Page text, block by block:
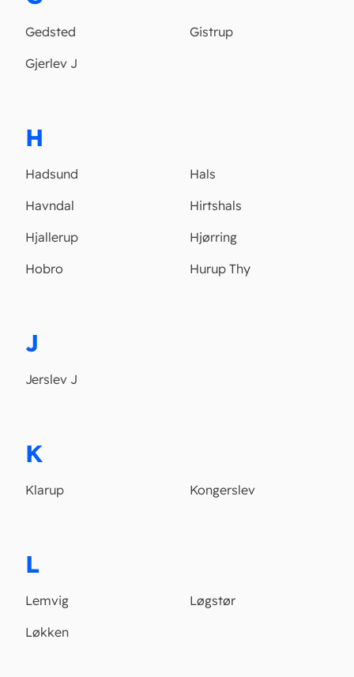
Gedsted
Gistrup
Gjerlev J
H
Hadsund
Hals
Havndal
Hirtshals
Hjallerup
Hjørring
Hobro
Hurup Thy
J
Jerslev J
K
Klarup Kongerslev
L
Lemvig
Løgstør
Løkken